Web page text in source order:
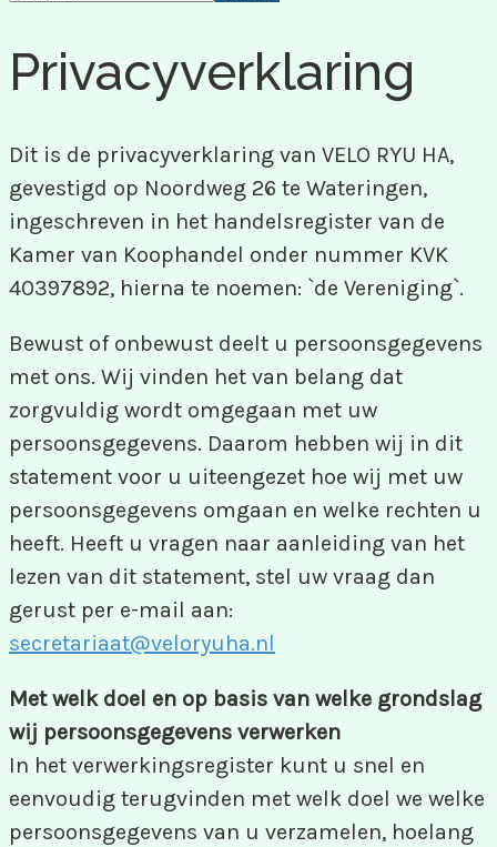
Privacyverklaring
Dit is de privacyverklaring van VELO RYU HA,
gevestigd op Noordweg 26 te Wateringen,
ingeschreven in het handelsregister van de
Kamer van Koophandel onder nummer KVK
40397892, hierna te noemen: `de Vereniging`.
Bewust of onbewust deelt u persoonsgegevens
met ons. Wij vinden het van belang dat
zorgvuldig wordt omgegaan met uw
persoonsgegevens. Daarom hebben wij in dit
statement voor u uiteengezet hoe wij met uw
persoonsgegevens omgaan en welke rechten u
heeft. Heeft u vragen naar aanleiding van het
lezen van dit statement, stel uw vraag dan
gerust per e-mail aan:
secretariaat@veloryuha.nl
Met welk doel en op basis van welke grondslag
wij persoonsgegevens verwerken
In het verwerkingsregister kunt u snel en
eenvoudig terugvinden met welk doel we welke
persoonsgegevens van u verzamelen, hoelang